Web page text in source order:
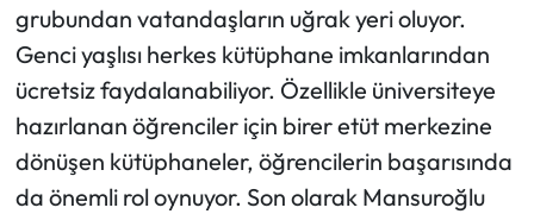
grubundan vatandaşların uğrak yeri oluyor.
Genci yaşlısı herkes kütüphane imkanlarından
ücretsiz faydalanabiliyor. Özellikle üniversiteye
hazırlanan öğrenciler için birer etüt merkezine
dönüşen kütüphaneler, öğrencilerin başarısında
da önemli rol oynuyor. Son olarak Mansuroğlu